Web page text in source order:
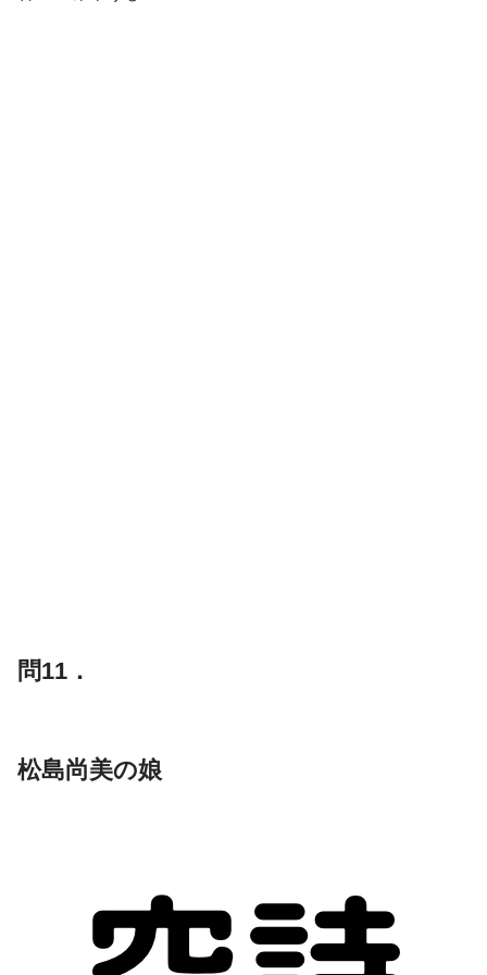
問11．
松島尚美の娘